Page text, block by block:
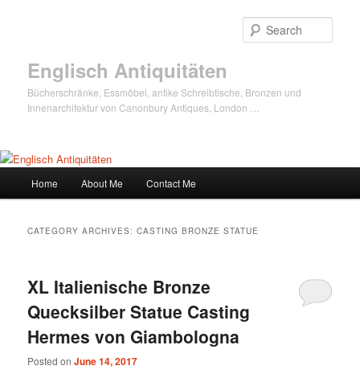
Englisch Antiquitäten
Bücherschränke, Essmöbel, antike Schreibtische, Bronzen und
Innenarchitektur von Canonbury Antiques, London …
Skip
content
Skip
content
Home About Me Contact Me
CATEGORY ARCHIVES:CASTING BRONZE STATUE
XL Italienische Bronze
Quecksilber Statue Casting
Hermes von Giambologna
Posted onJune 14, 2017